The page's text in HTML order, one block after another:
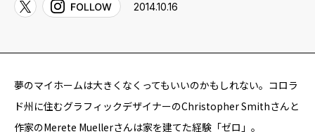
YADOKARI
2014.10.16
夢のマイホームは大きくなくってもいいのかもしれない。コロラ
ド州に住むグラフィックデザイナーのChristopher Smithさんと
作家のMerete Muellerさんは家を建てた経験「ゼロ」。